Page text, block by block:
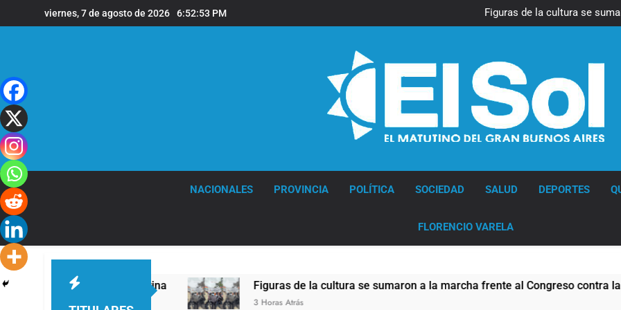
al
viernes, 7 de agosto de 2026 6:52:54 PM
Figuras de la cultura se
Nueva jornada negativa
Figuras de la cultura se
Nueva jornada negativa
en Wall Street y el
Jorge Macri condenó los
NACIONALES PROVINCIA POLÍTICA SOCIEDAD SALUD DEPORTES
FLORENCIO VARELA
a la Argentina Figuras de la cultura se sumaron a la marcha frente al Congreso contra la Ley de
3 Horas Atrás